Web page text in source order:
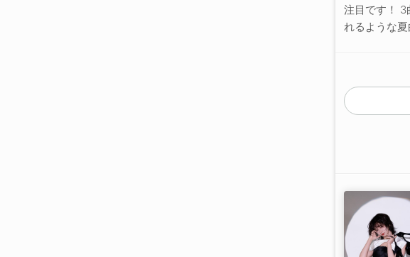
注目です！ 3
れるような